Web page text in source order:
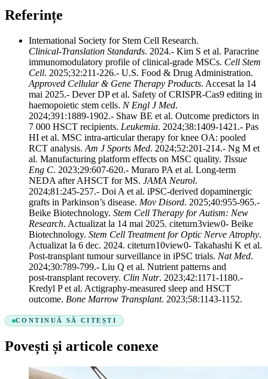
Referințe
International Society for Stem Cell Research.
Clinical‑Translation Standards. 2024.- Kim S et al. Paracrine
immunomodulatory profile of clinical‑grade MSCs. Cell Stem
Cell. 2025;32:211‑226.- U.S. Food & Drug Administration.
Approved Cellular & Gene Therapy Products. Accesat la 14
mai 2025.- Dever DP et al. Safety of CRISPR‑Cas9 editing in
haemopoietic stem cells. N Engl J Med.
2024;391:1889‑1902.- Shaw BE et al. Outcome predictors in
7 000 HSCT recipients. Leukemia. 2024;38:1409‑1421.- Pas
HI et al. MSC intra‑articular therapy for knee OA: pooled
RCT analysis. Am J Sports Med. 2024;52:201‑214.- Ng M et
al. Manufacturing platform effects on MSC quality. Tissue
Eng C. 2023;29:607‑620.- Muraro PA et al. Long‑term
NEDA after AHSCT for MS. JAMA Neurol.
2024;81:245‑257.- Doi A et al. iPSC‑derived dopaminergic
grafts in Parkinson’s disease. Mov Disord. 2025;40:955‑965.-
Beike Biotechnology. Stem Cell Therapy for Autism: New
Research. Actualizat la 14 mai 2025. citeturn3view0- Beike
Biotechnology. Stem Cell Treatment for Optic Nerve Atrophy.
Actualizat la 6 dec. 2024. citeturn10view0- Takahashi K et al.
Post‑transplant tumour surveillance in iPSC trials. Nat Med.
2024;30:789‑799.- Liu Q et al. Nutrient patterns and
post‑transplant recovery. Clin Nutr. 2023;42:1171‑1180.-
Kredyl P et al. Actigraphy‑measured sleep and HSCT
outcome. Bone Marrow Transplant. 2023;58:1143‑1152.
CONTINUĂ SĂ CITEȘTI
Povești și articole conexe